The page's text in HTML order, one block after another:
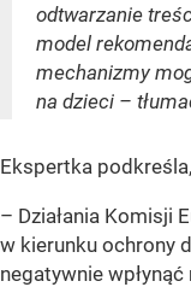
odtwarzanie
model
mechanizmy
na dzieci –
Ekspertka
– Działania Komisji
w kierunku ochrony
negatywnie